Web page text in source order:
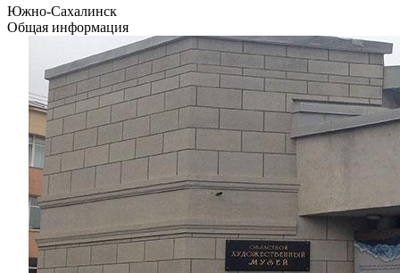
Южно-Сахалинск
Общая информация